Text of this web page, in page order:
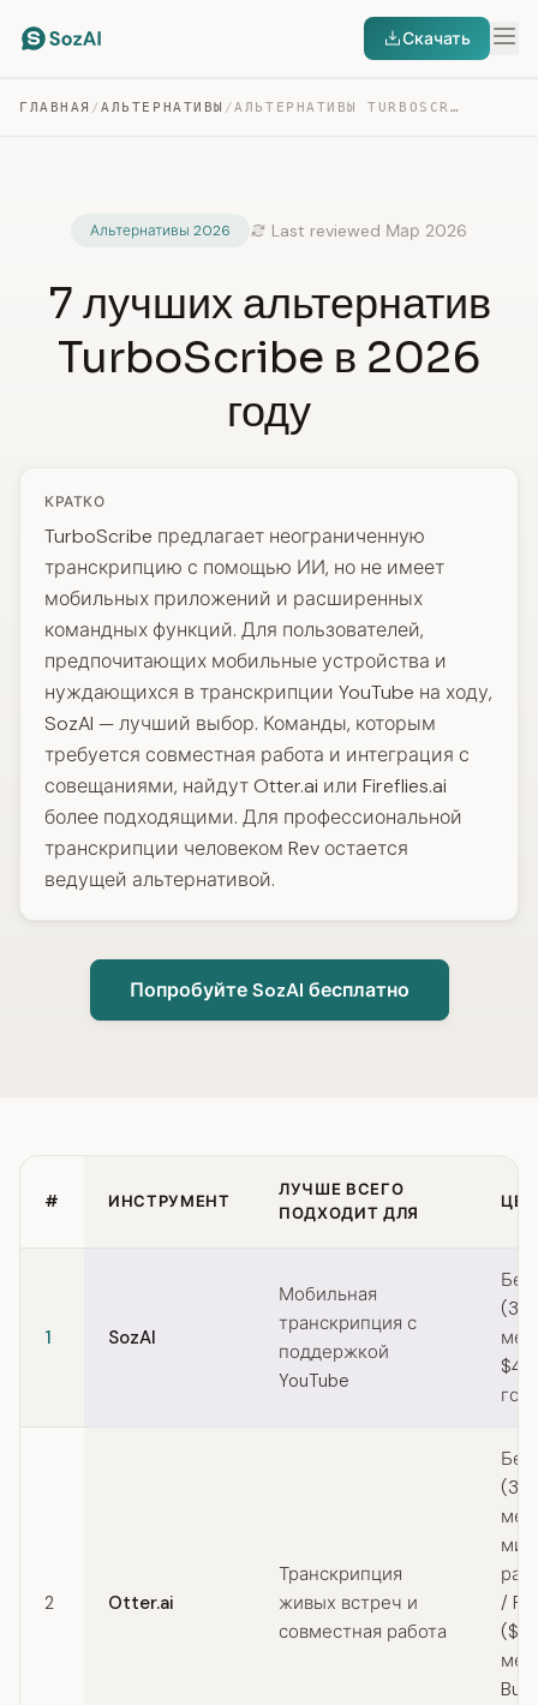
Скачать
ГЛАВНАЯ /АЛЬТЕРНАТИВЫ / АЛЬТЕРНАТИВЫ TURBOSCRIBE
Альтернативы 2026 Last reviewed Мар 2026
7 лучших альтернатив
TurboScribe в 2026
году
КРАТКО
TurboScribe предлагает неограниченную
транскрипцию с помощью ИИ, но не имеет
мобильных приложений и расширенных
командных функций. Для пользователей,
предпочитающих мобильные устройства и
нуждающихся в транскрипции YouTube на ходу,
SozAI — лучший выбор. Команды, которым
требуется совместная работа и интеграция с
совещаниями, найдут Otter.ai или Fireflies.ai
более подходящими. Для профессиональной
транскрипции человеком Rev остается
ведущей альтернативой.
Попробуйте SozAI бесплатно
# ИНСТРУМЕНТ
ЛУЧШЕ ВСЕГО
ПОДХОДИТ ДЛЯ
1 SozAI
Мобильная
транскрипция с
поддержкой
YouTube
(30
год
2 Otter.ai
Транскрипция
живых встреч и
совместная работа
(30
/